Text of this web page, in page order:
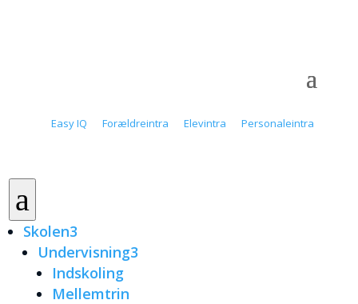
Easy IQ Forældreintra Elevintra Personaleintra
a
Skolen3
Undervisning3
Indskoling
Mellemtrin